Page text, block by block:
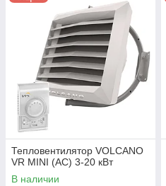
Тепловентилятор VOLCANO
VR MINI (AC) 3-20 кВт
В наличии